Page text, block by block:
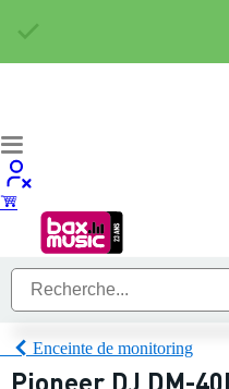
Enceinte de monitoring
Pioneer DJ DM-